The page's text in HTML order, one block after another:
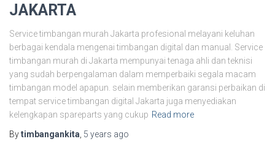
JAKARTA
Service timbangan murah Jakarta profesional melayani keluhan
berbagai kendala mengenai timbangan digital dan manual. Service
timbangan murah di Jakarta mempunyai tenaga ahli dan teknisi
yang sudah berpengalaman dalam memperbaiki segala macam
timbangan model apapun. selain memberikan garansi perbaikan di
tempat service timbangan digital Jakarta juga menyediakan
kelengkapan spareparts yang cukup Read more
Bytimbangankita 5 years ago